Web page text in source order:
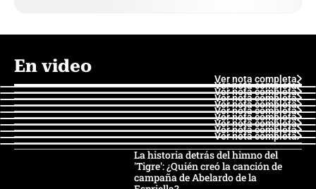
En video
Ver nota completa
Ver nota completa
Ver nota completa
Ver nota completa
Ver nota completa
Ver nota completa
Ver nota completa
Ver nota completa
Ver nota completa
Ver nota completa
La historia detrás del himno del
'Tigre': ¿Quién creó la canción de
campaña de Abelardo de la